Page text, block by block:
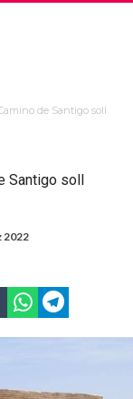
de Santigo soll
Santigo soll
2022